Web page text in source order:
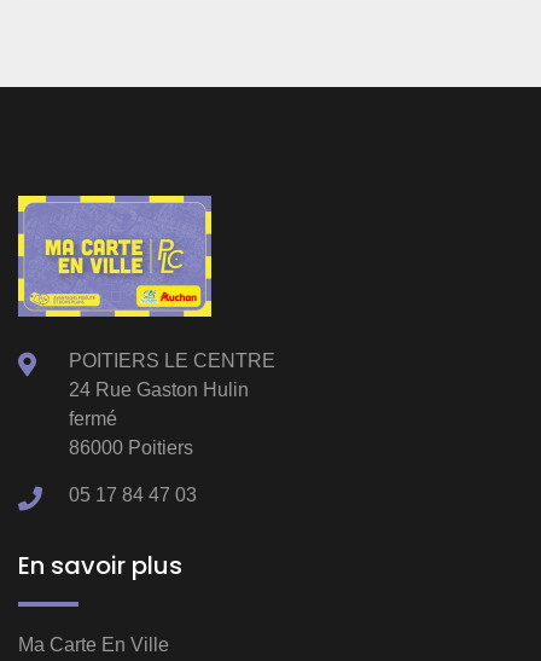
POITIERS LE CENTRE
24 Rue Gaston Hulin
fermé
86000 Poitiers
05 17 84 47 03
En savoir plus
Ma Carte En Ville